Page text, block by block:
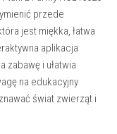
przede
jest miękka, łatwa
aplikacja
zabawę i ułatwia
na edukacyjny
świat zwierząt i